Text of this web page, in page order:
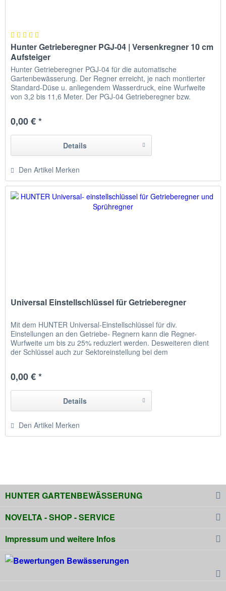
Hunter Getrieberegner PGJ-04 | Versenkregner 10 cm
Aufsteiger
Hunter Getrieberegner PGJ-04 für die automatische
Gartenbewässerung. Der Regner erreicht, je nach montierter
Standard-Düse u. anliegendem Wasserdruck, eine Wurfweite
von 3,2 bis 11,6 Meter. Der PGJ-04 Getrieberegner bzw.
kleinen und auch von mittelgroßen Grün- Flächen bzw....
0,00 € *
Details
Den Artikel Merken
Universal Einstellschlüssel für Getrieberegner
Mit dem HUNTER Universal-Einstellschlüssel für div.
Einstellungen an den Getriebe- Regnern kann die Regner-
Wurfweite um bis zu 25% reduziert werden. Desweiteren dient
der Schlüssel auch zur Sektoreinstellung bei dem
0,00 € *
Details
Den Artikel Merken
HUNTER GARTENBEWÄSSERUNG
NOVELTA - SHOP - SERVICE
Impressum und weitere Infos